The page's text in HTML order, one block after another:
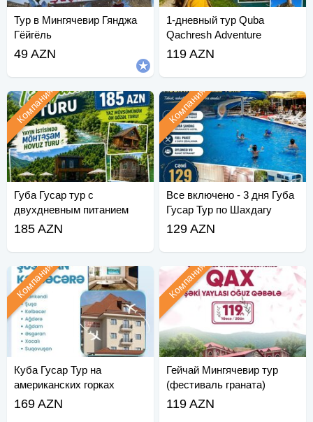
Тур в Мингячевир Гянджа
Гёйгёль
49 AZN
1-дневный тур Quba
Qachresh Adventure
119 AZN
Губа Гусар тур с
двухдневным питанием
Компания
185 AZN
Все включено - 3 дня Губа
Гусар Тур по Шахдагу
Компания
129 AZN
Куба Гусар Тур на
американских горках
Компания
169 AZN
Гейчай Мингячевир тур
(фестиваль граната)
Компания
119 AZN